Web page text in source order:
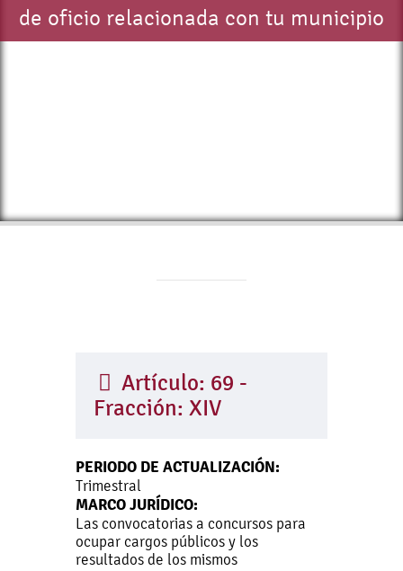
de oficio relacionada con tu municipio
Artículo: 69 -
Fracción: XIV
PERIODO DE ACTUALIZACIÓN:
Trimestral
MARCO JURÍDICO:
Las convocatorias a concursos para
ocupar cargos públicos y los
resultados de los mismos